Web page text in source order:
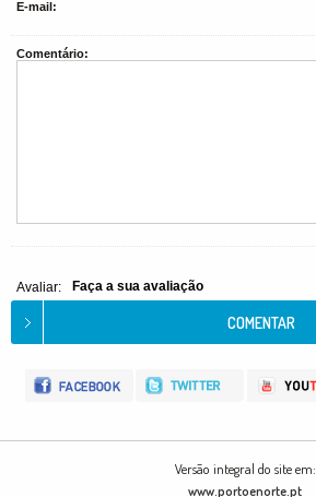
E-mail:
Comentário:
Avaliar: Faça a sua avaliação
Versão integral do site em:
www.portoenorte.pt